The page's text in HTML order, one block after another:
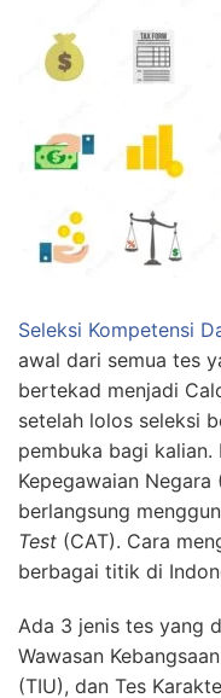
Seleksi Kompetensi
awal dari semua tes
bertekad menjadi
setelah lolos seleksi
pembuka bagi kalian.
Kepegawaian
berlangsung
Test (CAT). Cara
berbagai titik di
Ada 3 jenis tes yang
Wawasan
(TIU), dan Tes